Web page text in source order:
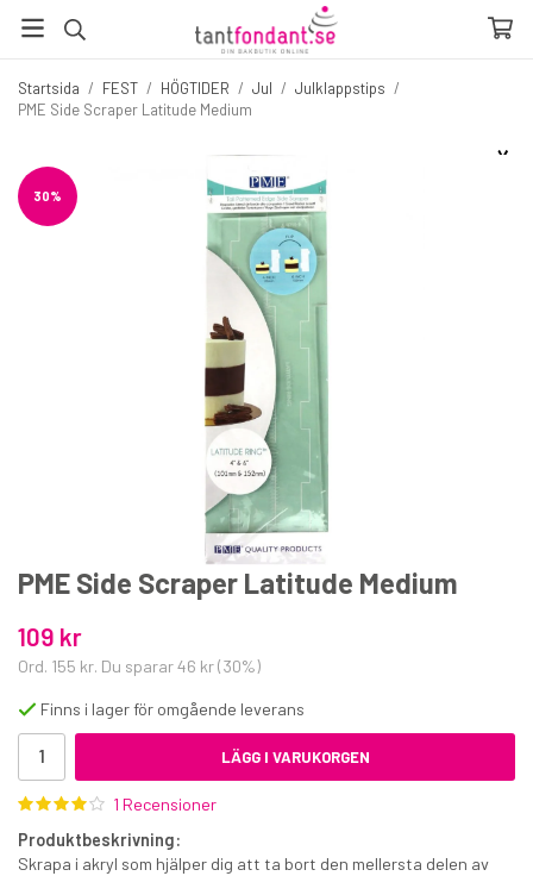
Startsida / FEST / HÖGTIDER / Jul / Julklappstips /
PME Side Scraper Latitude Medium
Fler produkter du inte vill missa
Marsipan gul 500 g
☓
30%
PME Side Scraper Latitude Medium
109 kr
Ord. 155 kr. Du sparar46 kr(30%)
Finns i lager för omgående leverans
LÄGG I VARUKORGEN
1 Recensioner
Produktbeskrivning:
Skrapa i akryl som hjälper dig att ta bort den mellersta delen av